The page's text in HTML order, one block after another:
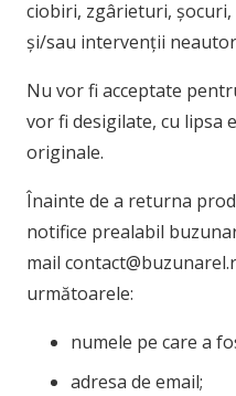
ciobiri, zgârieturi,
și/sau intervenții
Nu vor fi acceptate
vor fi desigilate, cu lipsa
originale.
Înainte de a returna
notifice prealabil
mail
următoarele:
numele pe care a
adresa de email;